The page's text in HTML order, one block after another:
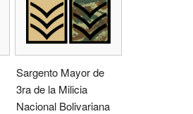
Sargento Mayor de
3ra de la Milicia
Nacional Bolivariana